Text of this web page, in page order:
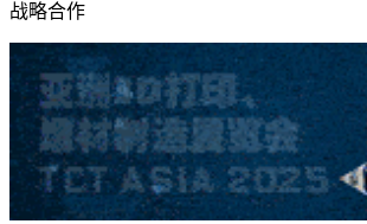
战略合作